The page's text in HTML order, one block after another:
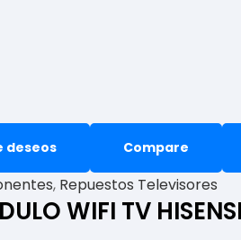
deseos Compare
, Repuestos Televisores
WIFI TV